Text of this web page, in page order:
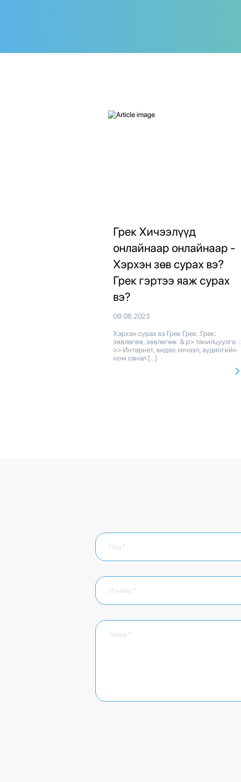
Грек Хичээлүүд
онлайнаар онлайнаар -
Хэрхэн зөв сурах вэ?
Грек гэртээ яаж сурах
вэ?
09.08.2023
Хэрхэн сурах вэ Грек Грек: Грек:
зөвлөгөө, зөвлөгөө: & p> танилцуулга: :
>> Интернет, видео хичээл, аудиогийн
ном санал […]